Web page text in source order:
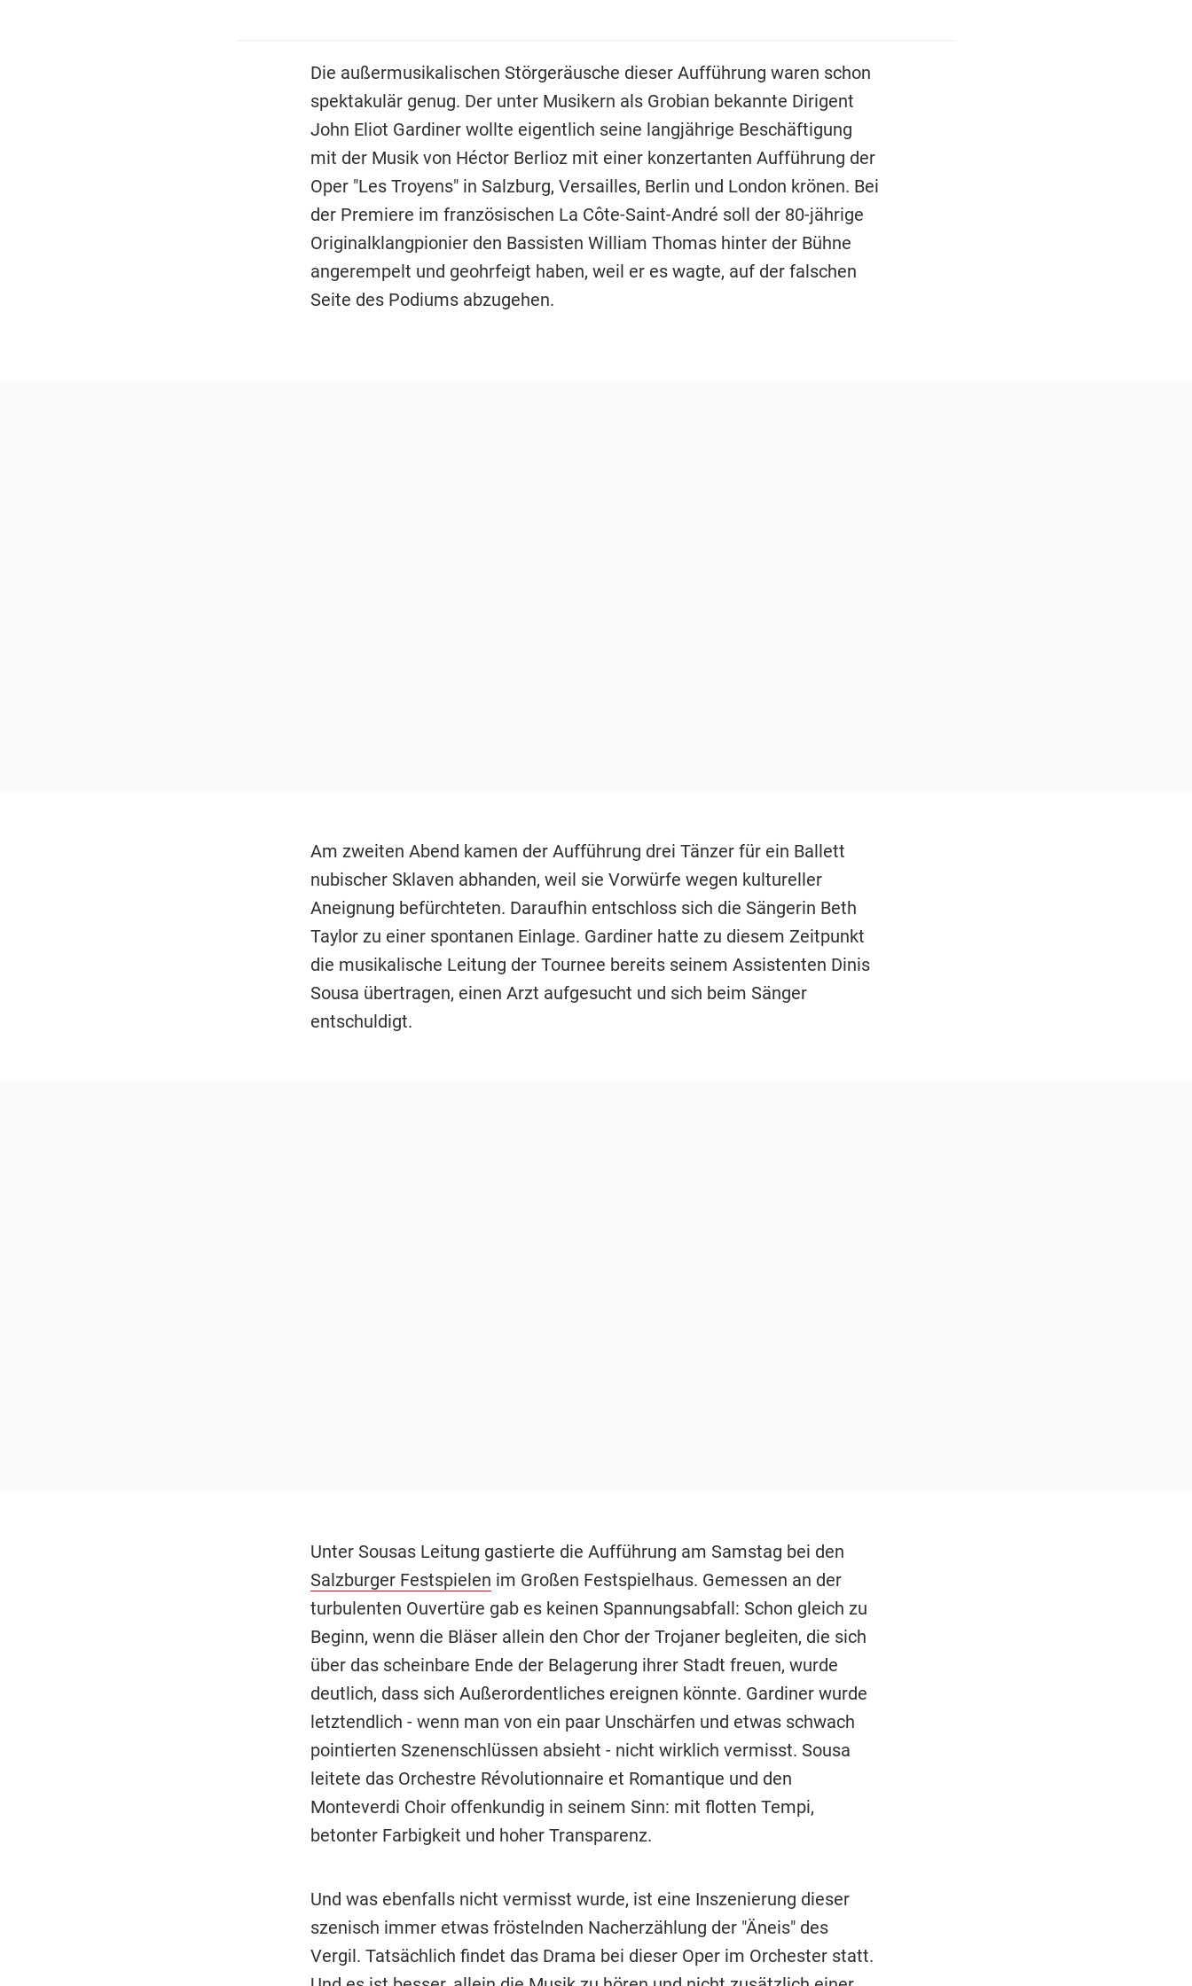
Die außermusikalischen Störgeräusche dieser Aufführung waren schon
spektakulär genug. Der unter Musikern als Grobian bekannte Dirigent
John Eliot Gardiner wollte eigentlich seine langjährige Beschäftigung
mit der Musik von Héctor Berlioz mit einer konzertanten Aufführung der
Oper "Les Troyens" in Salzburg, Versailles, Berlin und London krönen. Bei
der Premiere im französischen La Côte-Saint-André soll der 80-jährige
Originalklangpionier den Bassisten William Thomas hinter der Bühne
angerempelt und geohrfeigt haben, weil er es wagte, auf der falschen
Seite des Podiums abzugehen.
Am zweiten Abend kamen der Aufführung drei Tänzer für ein Ballett
nubischer Sklaven abhanden, weil sie Vorwürfe wegen kultureller
Aneignung befürchteten. Daraufhin entschloss sich die Sängerin Beth
Taylor zu einer spontanen Einlage. Gardiner hatte zu diesem Zeitpunkt
die musikalische Leitung der Tournee bereits seinem Assistenten Dinis
Sousa übertragen, einen Arzt aufgesucht und sich beim Sänger
entschuldigt.
Unter Sousas Leitung gastierte die Aufführung am Samstag bei den
Salzburger Festspielen im Großen Festspielhaus. Gemessen an der
turbulenten Ouvertüre gab es keinen Spannungsabfall: Schon gleich zu
Beginn, wenn die Bläser allein den Chor der Trojaner begleiten, die sich
über das scheinbare Ende der Belagerung ihrer Stadt freuen, wurde
deutlich, dass sich Außerordentliches ereignen könnte. Gardiner wurde
letztendlich - wenn man von ein paar Unschärfen und etwas schwach
pointierten Szenenschlüssen absieht - nicht wirklich vermisst. Sousa
leitete das Orchestre Révolutionnaire et Romantique und den
Monteverdi Choir offenkundig in seinem Sinn: mit flotten Tempi,
betonter Farbigkeit und hoher Transparenz.
Und was ebenfalls nicht vermisst wurde, ist eine Inszenierung dieser
szenisch immer etwas fröstelnden Nacherzählung der "Äneis" des
Vergil. Tatsächlich findet das Drama bei dieser Oper im Orchester statt.